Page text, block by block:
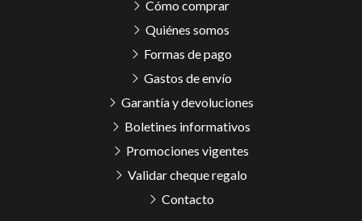
Cómo comprar
Quiénes somos
Formas de pago
Gastos de envío
Garantía y devoluciones
Boletines informativos
Promociones vigentes
Validar cheque regalo
Contacto